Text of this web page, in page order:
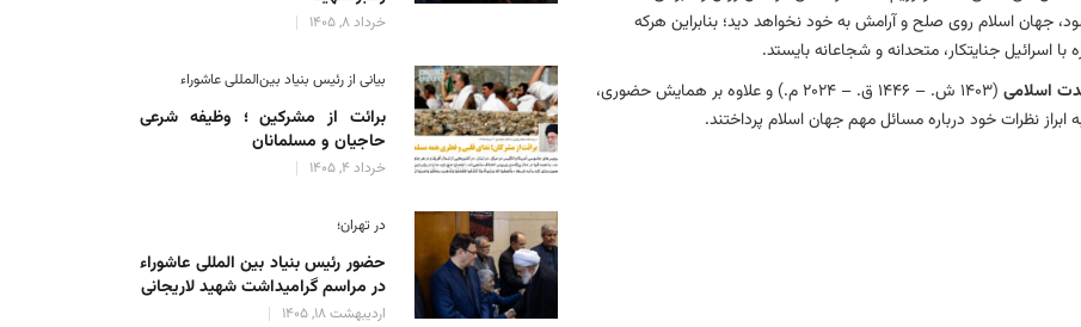
جهان اسلام روی صلح و آرامش به خود نخواهد دید؛ بنابراین هرکه
اسرائیل جنایتکار، متحدانه و شجاعانه بایستد.
اسلامی
(1403 ش. – 1446 ق. – 2024 م.) و علاوه بر همایش حضوری،
ابراز نظرات خود درباره مسائل مهم جهان اسلام پرداختند.
خرداد 8, 1405
بیانی از رئیس بنیاد بین‌المللی عاشوراء
برائت از مشرکین ؛ وظیفه شرعی
حاجیان و مسلمانان
خرداد 4, 1405
در تهران؛
حضور رئیس بنیاد بین المللی عاشوراء
در مراسم گرامیداشت شهید لاریجانی
اردیبهشت 18, 1405